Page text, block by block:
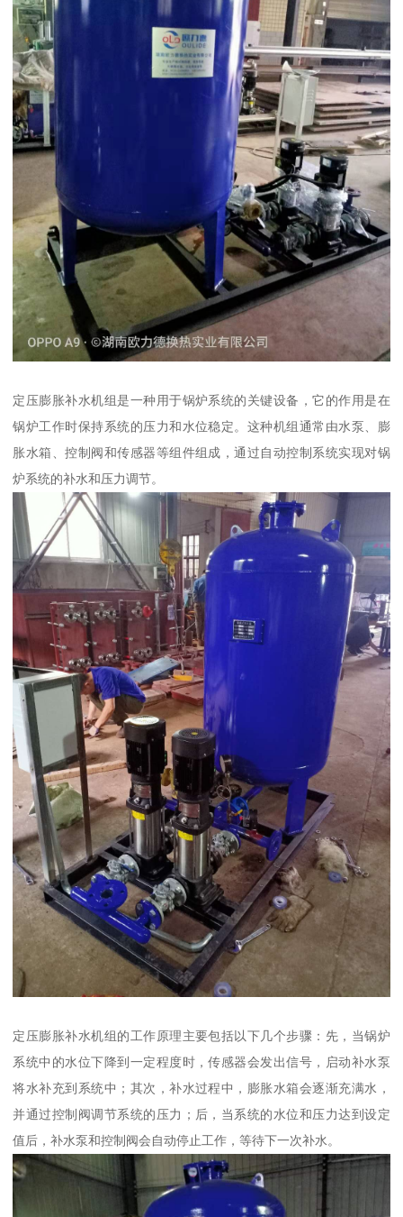
定压膨胀补水机组是一种用于锅炉系统的关键设备，它的作用是在
锅炉工作时保持系统的压力和水位稳定。这种机组通常由水泵、膨
胀水箱、控制阀和传感器等组件组成，通过自动控制系统实现对锅
炉系统的补水和压力调节。
定压膨胀补水机组的工作原理主要包括以下几个步骤：先，当锅炉
系统中的水位下降到一定程度时，传感器会发出信号，启动补水泵
将水补充到系统中；其次，补水过程中，膨胀水箱会逐渐充满水，
并通过控制阀调节系统的压力；后，当系统的水位和压力达到设定
值后，补水泵和控制阀会自动停止工作，等待下一次补水。